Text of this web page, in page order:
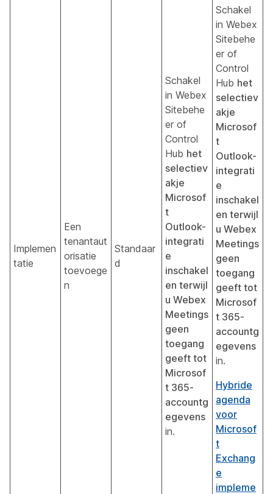
Implemen
tatie
Een
tenantaut
orisatie
toevoege
n
Standaar
d
Schakel
in Webex
Sitebehe
er of
Control
Hub het
selectiev
akje
Microsof
t
Outlook-
integrati
e
inschakel
en terwijl
u Webex
Meetings
geen
toegang
geeft tot
Microsof
t 365-
accountg
egevens
in.
Schakel
in Webex
Sitebehe
er of
Control
Hub het
selectiev
akje
Microsof
t
Outlook-
integrati
e
inschakel
en terwijl
u Webex
Meetings
geen
toegang
geeft tot
Microsof
t 365-
accountg
egevens
in.
Hybride
agenda
voor
Microsof
t
Exchang
e
impleme